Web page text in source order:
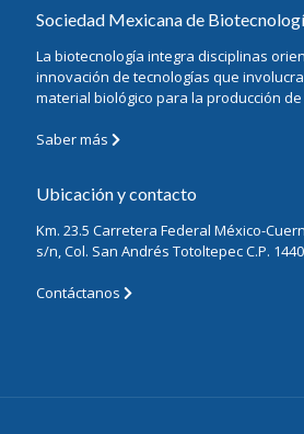
Sociedad Mexicana de
La biotecnología integra disciplinas
innovación de tecnologías que
material biológico para la producción
Saber más
Ubicación y contacto
Km. 23.5 Carretera Federal México-
s/n, Col. San Andrés Totoltepec C.P.
Contáctanos